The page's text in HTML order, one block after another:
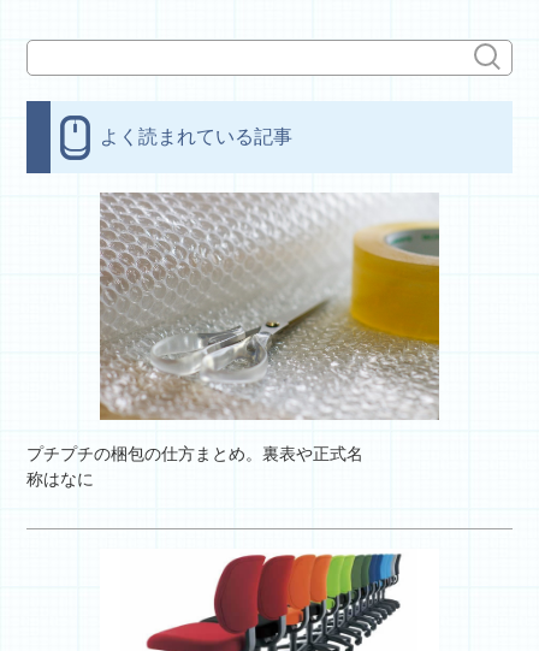
よく読まれている記事
プチプチの梱包の仕方まとめ。裏表や正式名
称はなに